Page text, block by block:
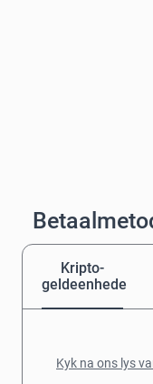
Kripto-
geldeenhede
Kyk na ons lys